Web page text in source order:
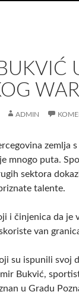
ADMIN
mnogo puta.
sektora
talente.
i činjenica da je
van
su ispunili svoj
Bukvić,
u Gradu